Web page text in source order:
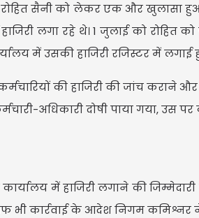
सैनी को लेकर एक और खुलासा हुआ
लगा रहे थे। 1 जुलाई को रोहित
में उसकी हाजिरी रजिस्टर में लगाई
की हाजिरी की जांच कराने
अधिकारी दोषी पाया गया, उस पर
में हाजिरी लगाने की जिम्मेदारी
भी कार्रवाई के आदेश निगम कमिश्नर